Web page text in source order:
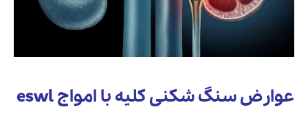
عوارض سنگ شکنی کلیه با امواج eswl